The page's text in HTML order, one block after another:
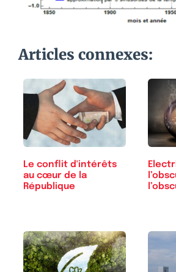
Articles connexes:
Le conflit d'intérêts
au cœur de la
République